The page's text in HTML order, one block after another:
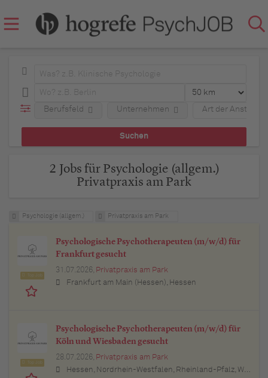
Berufsfeld Art der
Unternehmen
2 Jobs für Psychologie (allgem.)
Privatpraxis am Park
Psychologie (allgem.) Privatpraxis am Park
Psychologische Psychotherapeuten (m/w/d) für
Frankfurt gesucht
31.07.2026, Privatpraxis am Park
Frankfurt am Main (Hessen), Hessen
Psychologische Psychotherapeuten (m/w/d) für
Köln und Wiesbaden gesucht
28.07.2026, Privatpraxis am Park
Hessen, Nordrhein-Westfalen, Rheinland-Pfalz, Wiesbaden (Hessen), Mainz (Rheinland-Pfalz), Köln (Nordrhein-Westfalen), Düsseldorf (Nordrhein-Westfalen)